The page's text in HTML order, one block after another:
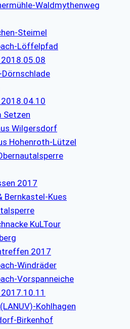
Waldmythenweg
Steimel
Löffelpfad
Setzen
Wilgersdorf
Hohenroth-Lützel
2017
Bernkastel-Kues
KuLTour
2017
Windräder
Vorspanneiche
Kohlhagen
Birkenhof